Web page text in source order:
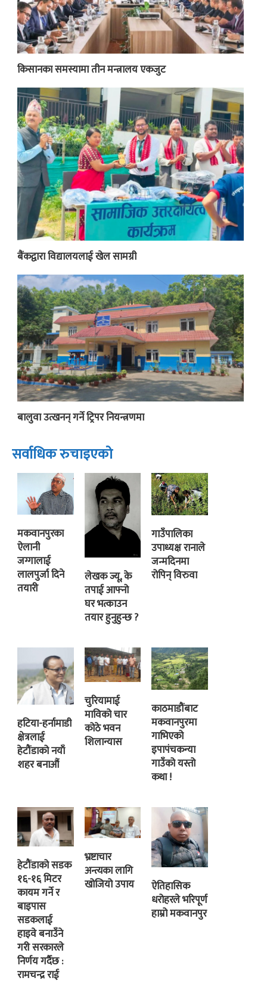
किसानका समस्यामा तीन मन्त्रालय एकजुट
बैंकद्वारा विद्यालयलाई खेल सामग्री
बालुवा उत्खनन् गर्ने ट्रिपर नियन्त्रणमा
सर्वाधिक रुचाइएको
मकवानपुरका
ऐलानी
जग्गालाई
लालपुर्जा दिने
तयारी
लेखक ज्यू, के
तपाई आफ्नो
घर भत्काउन
तयार हुनुहुन्छ ?
गाउँपालिका
उपाध्यक्ष रानाले
जन्मदिनमा
रोपिन् विरुवा
हटिया-हर्नामाडी
क्षेत्रलाई
हेटौंडाको नयाँ
शहर बनाऔं
चुरियामाई
माविको चार
कोठे भवन
शिलान्यास
काठमाडौंबाट
मकवानपुरमा
गाभिएको
इपापंचकन्या
गाउँको यस्तो
कथा !
हेटौंडाको सडक
१६-१६ मिटर
कायम गर्ने र
बाइपास
सडकलाई
हाइवे बनाउँने
गरी सरकारले
निर्णय गर्दैछ :
रामचन्द्र राई
भ्रष्टाचार
अन्त्यका लागि
खोजियो उपाय
ऐतिहासिक
धरोहरले भरिपूर्ण
हाम्रो मकवानपुर